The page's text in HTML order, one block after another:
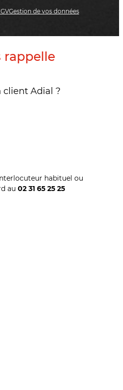
Gestion de vos données
rappelle
client Adial ?
habituel ou
au 02 31 65 25 25